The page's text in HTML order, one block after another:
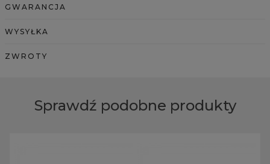
GWARANCJA
WYSYŁKA
ZWROTY
Sprawdź podobne produkty